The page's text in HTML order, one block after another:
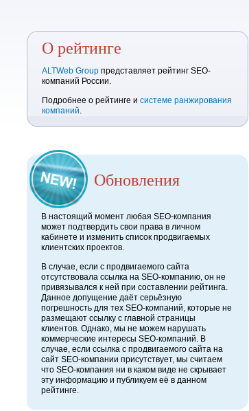
О рейтинге
ALTWeb Group представляет рейтинг SEO-
компаний России.
Подробнее о рейтинге и системе ранжирования
компаний.
Обновления
В настоящий момент любая SEO-компания
может подтвердить свои права в личном
кабинете и изменить список продвигаемых
клиентских проектов.
В случае, если с продвигаемого сайта
отсутствовала ссылка на SEO-компанию, он не
привязывался к ней при составлении рейтинга.
Данное допущение даёт серьёзную
погрешность для тех SEO-компаний, которые не
размещают ссылку с главной страницы
клиентов. Однако, мы не можем нарушать
коммерческие интересы SEO-компаний. В
случае, если ссылка с продвигаемого сайта на
сайт SEO-компании присутствует, мы считаем
что SEO-компания ни в каком виде не скрывает
эту информацию и публикуем её в данном
рейтинге.